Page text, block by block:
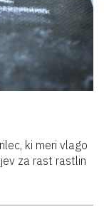
ki meri vlago
za rast rastlin